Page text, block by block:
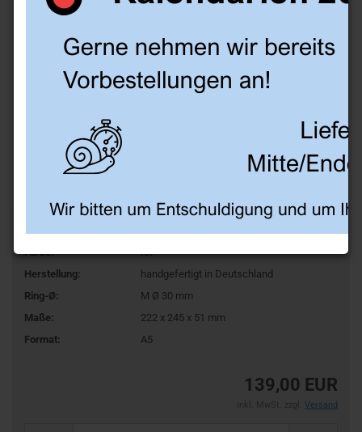
Farbe:
rot
Herstellung:
handgefertigt in Deutschland
Ring-Ø:
M Ø 30 mm
Maße:
222 x 245 x 51 mm
Format:
A5
139,00 EUR
Versand